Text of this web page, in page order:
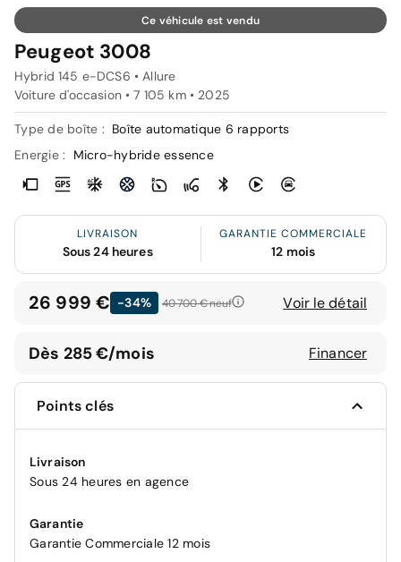
Ce véhicule est vendu
Peugeot 3008
Hybrid 145 e-DCS6 • Allure
Voiture d'occasion • 7 105 km • 2025
Type de boîte : Boîte automatique 6 rapports
Energie :
Micro-hybride essence
LIVRAISON
Sous 24 heures
GARANTIE COMMERCIALE
12 mois
26 999 € -34% 40 700 €neuf Voir le détail
Dès 285 €/mois Financer
Points clés
Livraison
Sous 24 heures en agence
Garantie
Garantie Commerciale 12 mois